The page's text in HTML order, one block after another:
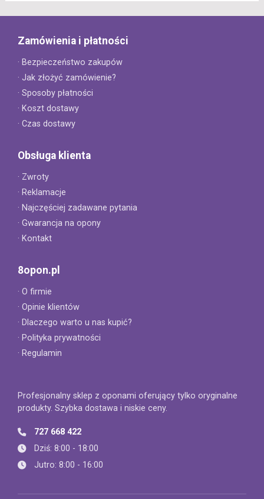
Zamówienia i płatności
· Bezpieczeństwo zakupów
· Jak złożyć zamówienie?
· Sposoby płatności
· Koszt dostawy
· Czas dostawy
Obsługa klienta
· Zwroty
· Reklamacje
· Najczęściej zadawane pytania
· Gwarancja na opony
· Kontakt
8opon.pl
· O firmie
· Opinie klientów
· Dlaczego warto u nas kupić?
· Polityka prywatności
· Regulamin
Profesjonalny sklep z oponami oferujący tylko oryginalne
produkty. Szybka dostawa i niskie ceny.
727 668 422
Dziś: 8:00 - 18:00
Jutro: 8:00 - 16:00